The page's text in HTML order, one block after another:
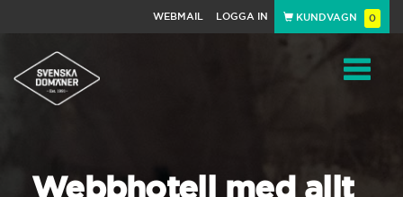
WEBMAIL LOGGA IN KUNDVAGN 0
Webbhotell med allt